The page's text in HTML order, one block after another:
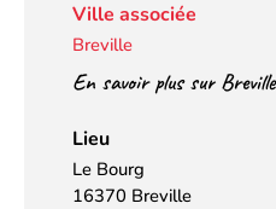
Ville associée
Breville
En savoir plus sur Breville
Lieu
Le Bourg
16370 Breville